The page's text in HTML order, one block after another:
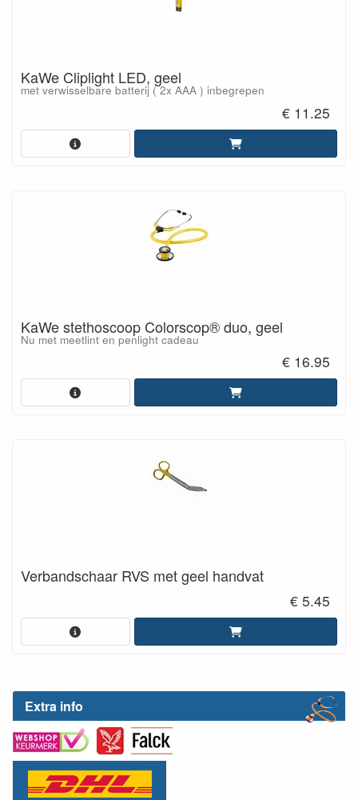
Extra info
KaWe Cliplight LED, geel
met verwisselbare batterij ( 2x AAA ) inbegrepen
€ 11.25
KaWe stethoscoop Colorscop® duo, geel
Nu met meetlint en penlight cadeau
€ 16.95
Verbandschaar RVS met geel handvat
€ 5.45